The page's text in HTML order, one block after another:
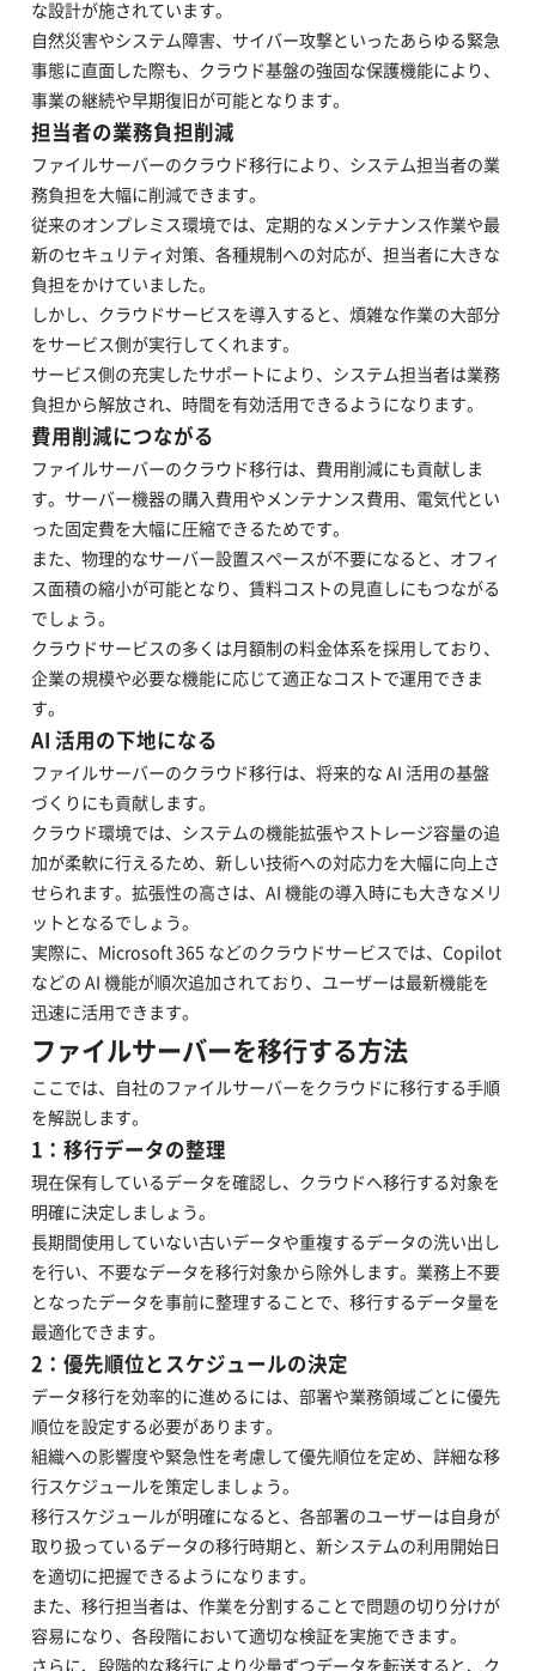
な設計が施されています。
自然災害やシステム障害、サイバー攻撃といったあらゆる緊急
事態に直面した際も、クラウド基盤の強固な保護機能により、
事業の継続や早期復旧が可能となります。
担当者の業務負担削減
ファイルサーバーのクラウド移行により、システム担当者の業
務負担を大幅に削減できます。
従来のオンプレミス環境では、定期的なメンテナンス作業や最
新のセキュリティ対策、各種規制への対応が、担当者に大きな
負担をかけていました。
しかし、クラウドサービスを導入すると、煩雑な作業の大部分
をサービス側が実行してくれます。
サービス側の充実したサポートにより、システム担当者は業務
負担から解放され、時間を有効活用できるようになります。
費用削減につながる
ファイルサーバーのクラウド移行は、費用削減にも貢献しま
す。サーバー機器の購入費用やメンテナンス費用、電気代とい
った固定費を大幅に圧縮できるためです。
また、物理的なサーバー設置スペースが不要になると、オフィ
ス面積の縮小が可能となり、賃料コストの見直しにもつながる
でしょう。
クラウドサービスの多くは月額制の料金体系を採用しており、
企業の規模や必要な機能に応じて適正なコストで運用できま
す。
AI 活用の下地になる
ファイルサーバーのクラウド移行は、将来的な AI 活用の基盤
づくりにも貢献します。
クラウド環境では、システムの機能拡張やストレージ容量の追
加が柔軟に行えるため、新しい技術への対応力を大幅に向上さ
せられます。拡張性の高さは、AI 機能の導入時にも大きなメリ
ットとなるでしょう。
実際に、Microsoft 365 などのクラウドサービスでは、Copilot
などの AI 機能が順次追加されており、ユーザーは最新機能を
迅速に活用できます。
ファイルサーバーを移行する方法
ここでは、自社のファイルサーバーをクラウドに移行する手順
を解説します。
1：移行データの整理
現在保有しているデータを確認し、クラウドへ移行する対象を
明確に決定しましょう。
長期間使用していない古いデータや重複するデータの洗い出し
を行い、不要なデータを移行対象から除外します。業務上不要
となったデータを事前に整理することで、移行するデータ量を
最適化できます。
2：優先順位とスケジュールの決定
データ移行を効率的に進めるには、部署や業務領域ごとに優先
順位を設定する必要があります。
組織への影響度や緊急性を考慮して優先順位を定め、詳細な移
行スケジュールを策定しましょう。
移行スケジュールが明確になると、各部署のユーザーは自身が
取り扱っているデータの移行時期と、新システムの利用開始日
を適切に把握できるようになります。
また、移行担当者は、作業を分割することで問題の切り分けが
容易になり、各段階において適切な検証を実施できます。
さらに、段階的な移行により少量ずつデータを転送すると、ク